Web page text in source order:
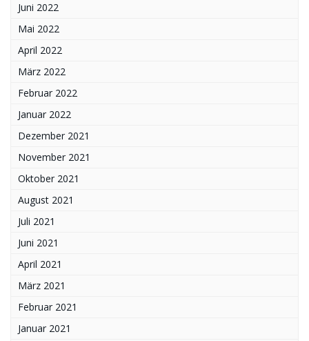
Juni 2022
Mai 2022
April 2022
März 2022
Februar 2022
Januar 2022
Dezember 2021
November 2021
Oktober 2021
August 2021
Juli 2021
Juni 2021
April 2021
März 2021
Februar 2021
Januar 2021